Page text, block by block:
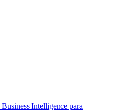
Intelligence para